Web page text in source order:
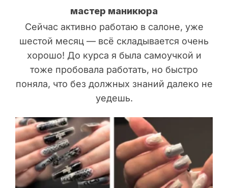
мастер маникюра
Сейчас активно работаю в салоне, уже
шестой месяц — всё складывается очень
хорошо! До курса я была самоучкой и
тоже пробовала работать, но быстро
поняла, что без должных знаний далеко не
уедешь.